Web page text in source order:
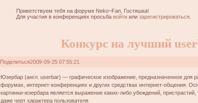
Приветствуем тебя на форуме Neko~Fan, Гостяшка!
Для участия в конференциях просьба войти или зарегистрироваться
Конкурс на лучший
Поделиться2009-09-25 07:55:21
Юзербар (англ. userbar) — графическое изображение, предназначенное для
форумах, интернет-конференциях и других средствах интернет-общения.
картинки-юзербара является выражение каких-либо убеждений,
даже черт характера пользователя